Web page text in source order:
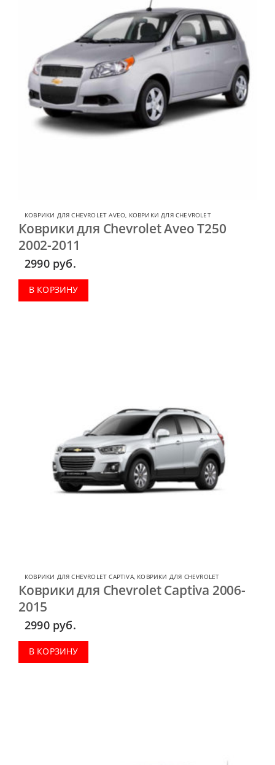
КОВРИКИ ДЛЯ CHEVROLET AVEO, КОВРИКИ ДЛЯ CHEVROLET
Коврики для Chevrolet Aveo T250
2002-2011
2990 руб.
В КОРЗИНУ
КОВРИКИ ДЛЯ CHEVROLET CAPTIVA, КОВРИКИ ДЛЯ CHEVROLET
Коврики для Chevrolet Captiva 2006-
2015
2990 руб.
В КОРЗИНУ